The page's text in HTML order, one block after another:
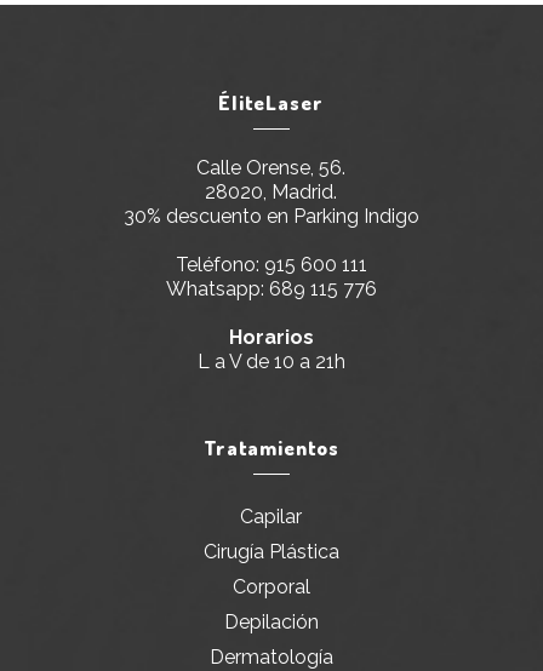
ÉliteLaser
Calle Orense, 56.
28020, Madrid.
30% descuento en Parking Indigo
Teléfono: 915 600 111
Whatsapp: 689 115 776
Horarios
L a V de 10 a 21h
Tratamientos
Capilar
Cirugía Plástica
Corporal
Depilación
Dermatología